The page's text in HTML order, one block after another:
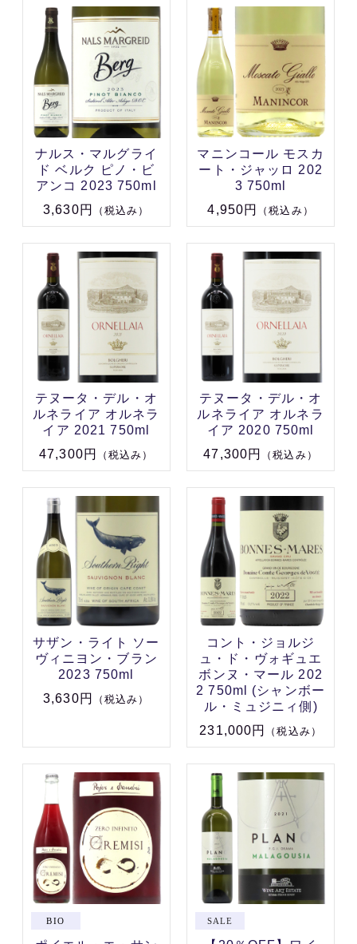
ナルス・マルグライ
ド ベルク ピノ・ビ
アンコ 2023 750ml
3,630円
（税込み）
マニンコール モスカ
ート・ジャッロ 202
3 750ml
4,950円
（税込み）
テヌータ・デル・オ
ルネライア オルネラ
イア 2021 750ml
47,300円
（税込み）
テヌータ・デル・オ
ルネライア オルネラ
イア 2020 750ml
47,300円
（税込み）
サザン・ライト ソー
ヴィニヨン・ブラン
2023 750ml
3,630円
（税込み）
コント・ジョルジ
ュ・ド・ヴォギュエ
ボンヌ・マール 202
2 750ml (シャンボー
ル・ミュジニィ側)
231,000円
（税込み）